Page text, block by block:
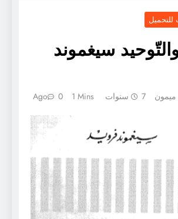
للتحميل
سيغموند
7 سنوات Ago 0 1 Mins